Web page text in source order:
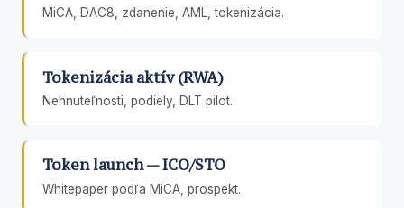
MiCA, DAC8, zdanenie, AML, tokenizácia.
Tokenizácia aktív (RWA)
Nehnuteľnosti, podiely, DLT pilot.
Token launch — ICO/STO
Whitepaper podľa MiCA, prospekt.